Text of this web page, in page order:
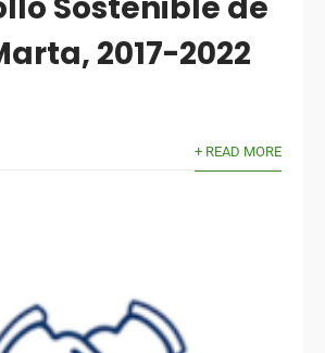
2017-2022
+ READ MORE